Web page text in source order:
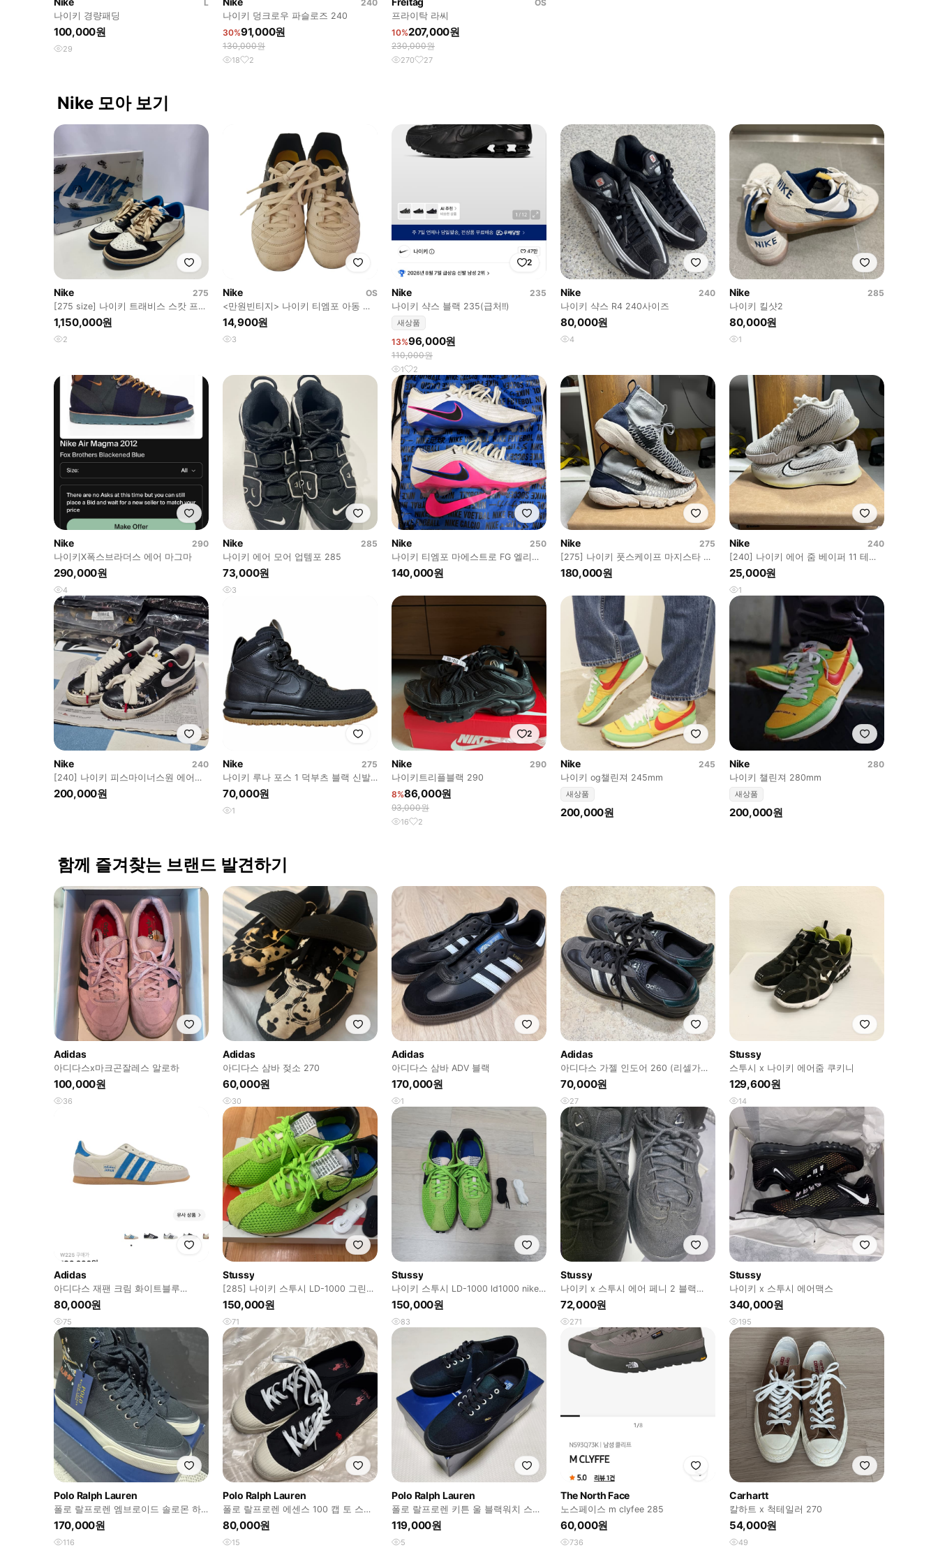
L
나이키 경량패딩
100,000원
29
240
나이키 덩크로우 파슬로즈 240
30%91,000원
130,000원
18 2
OS
프라이탁 라씨
10%207,000원
230,000원
270 27
Nike 모아 보기
Nike
275
[275 size] 나이키 트래비스 스캇 프라
그먼트 스니커즈
1,150,000원
2
Nike
OS
<만원빈티지> 나이키 티엠포 아동 축
구화 200
14,900원
3
2
Nike
235
나이키 샥스 블랙 235(급처!!)
새상품
13%96,000원
110,000원
1 2
Nike
240
나이키 샥스 R4 240사이즈
80,000원
4
Nike
285
나이키 킬샷2
80,000원
1
Nike
290
나이키X폭스브라더스 에어 마그마
290,000원
4
Nike
285
나이키 에어 모어 업템포 285
73,000원
3
Nike
250
나이키 티엠포 마에스트로 FG 엘리트
축구화
140,000원
Nike
275
[275] 나이키 풋스케이프 마지스타 플
라이니트 울프그레이
180,000원
Nike
240
[240] 나이키 에어 줌 베이퍼 11 테니
스화 화이트
25,000원
1
Nike
240
[240] 나이키 피스마이너스원 에어포
스 1.0
200,000원
Nike
275
나이키 루나 포스 1 덕부츠 블랙 신발
(275)
70,000원
1
2
Nike
290
나이키트리플블랙 290
8%86,000원
93,000원
16 2
Nike
245
나이키 og챌린져 245mm
새상품
200,000원
Nike
280
나이키 챌린져 280mm
새상품
200,000원
함께 즐겨찾는 브랜드 발견하기
Adidas
아디다스x마크곤잘레스 알로하
100,000원
36
Adidas
아디다스 삼바 젖소 270
60,000원
30
Adidas
아디다스 삼바 ADV 블랙
170,000원
1
Adidas
아디다스 가젤 인도어 260 (리셀가
50)
70,000원
27
Stussy
스투시 x 나이키 에어줌 쿠키니
129,600원
14
Adidas
아디다스 재팬 크림 화이트블루
(w225)
80,000원
75
Stussy
[285] 나이키 스투시 LD-1000 그린
새상품 팝니다
150,000원
71
Stussy
나이키 스투시 LD-1000 ld1000 nike
stussy
150,000원
83
Stussy
나이키 x 스투시 에어 페니 2 블랙
285사이즈
72,000원
271
Stussy
나이키 x 스투시 에어맥스
340,000원
195
Polo Ralph Lauren
폴로 랄프로렌 엠브로이드 솔로몬 하
이 (270~275) 9D
170,000원
116
Polo Ralph Lauren
폴로 랄프로렌 에센스 100 캡 토 스니
커즈
80,000원
15
Polo Ralph Lauren
폴로 랄프로렌 키튼 울 블랙워치 스니
커즈 9
119,000원
5
The North Face
노스페이스 m clyfee 285
60,000원
736
Carhartt
칼하트 x 척테일러 270
54,000원
49